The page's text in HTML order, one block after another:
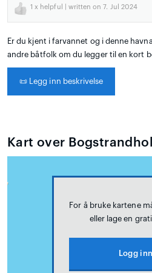
1 x helpful | written on 7. Jul 2024
Er du kjent i farvannet og i denne
andre båtfolk om du legger til en kort
📜 Legg inn beskrivelse
Kart over
For å bruke kartene
eller lage en
Logg inn